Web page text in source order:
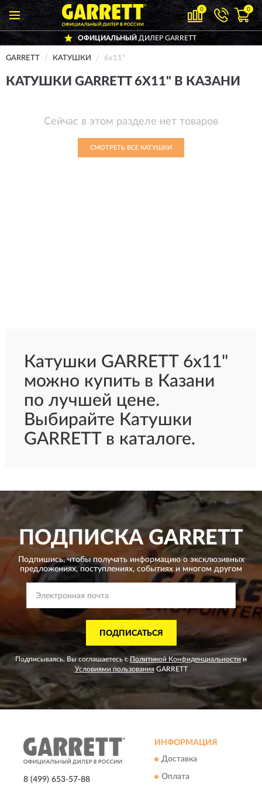
0 0
ОФИЦИАЛЬНЫЙДИЛЕР GARRETT
GARRETT КАТУШКИ 6х11"
КАТУШКИ GARRETT 6Х11" В КАЗАНИ
Сейчас в этом разделе нет товаров
СМОТРЕТЬ ВСЕ КАТУШКИ
Катушки GARRETT 6х11"
можно купить в Казани
по лучшей цене.
Выбирайте Катушки
GARRETT в каталоге.
ПОДПИСКАGARRETT
Подпишись, чтобы получать информацию о эксклюзивных
предложениях,поступлениях, событиях и многом другом
ПОДПИСАТЬСЯ
Подписываясь, Вы соглашаетесь сПолитикой Конфиденциальности и
Условиями пользованияGARRETT
8 (499) 653-57-88
ИНФОРМАЦИЯ
Доставка
Оплата